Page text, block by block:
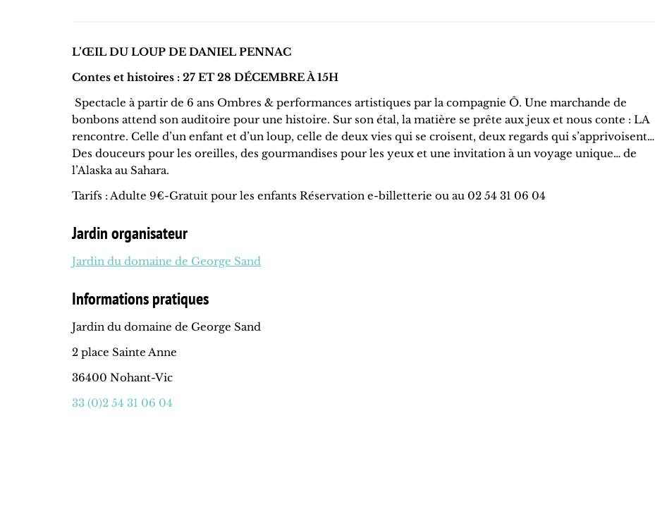
L’ŒIL DU LOUP DE DANIEL PENNAC
Contes et histoires : 27 ET 28 DÉCEMBRE À 15H
Spectacle à partir de 6 ans Ombres & performances artistiques par la compagnie Ô. Une marchande de
bonbons attend son auditoire pour une histoire. Sur son étal, la matière se prête aux jeux et nous conte : LA
rencontre. Celle d’un enfant et d’un loup, celle de deux vies qui se croisent, deux regards qui s’apprivoisent…
Des douceurs pour les oreilles, des gourmandises pour les yeux et une invitation à un voyage unique… de
l’Alaska au Sahara.
Tarifs : Adulte 9€-Gratuit pour les enfants Réservation e-billetterie ou au 02 54 31 06 04
Jardin organisateur
Jardin du domaine de George Sand
Informations pratiques
Jardin du domaine de George Sand
2 place Sainte Anne
36400 Nohant-Vic
33 (0)2 54 31 06 04